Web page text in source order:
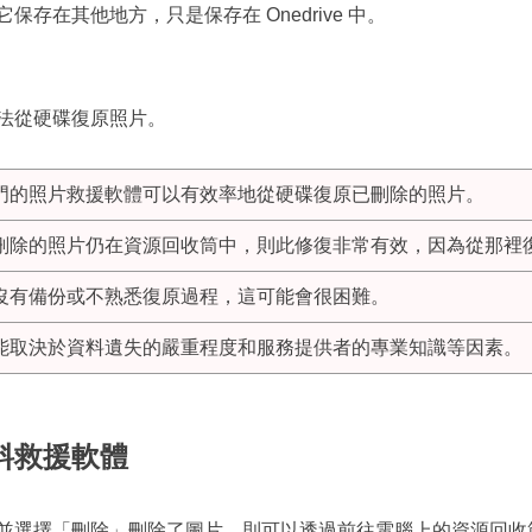
存在其他地方，只是保存在 Onedrive 中。
從硬碟復原照片。
的照片救援軟體可以有效率地從硬碟復原已刪除的照片。
除的照片仍在資源回收筒中，則此修復非常有效，因為從那裡
有備份或不熟悉復原過程，這可能會很困難。
取決於資料遺失的嚴重程度和服務提供者的專業知識等因素。
救援軟體